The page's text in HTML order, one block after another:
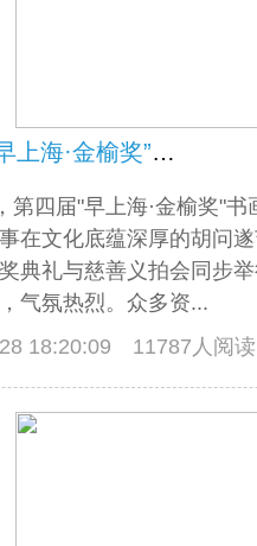
第四届“早上海·金榆奖”书画篆刻作品展圆满落幕，慈善义拍共绘温暖篇章！
第四届"早上海·金榆奖"书
在文化底蕴深厚的胡问
典礼与慈善义拍会同步
气氛热烈。众多资...
18:20:09
11787人阅